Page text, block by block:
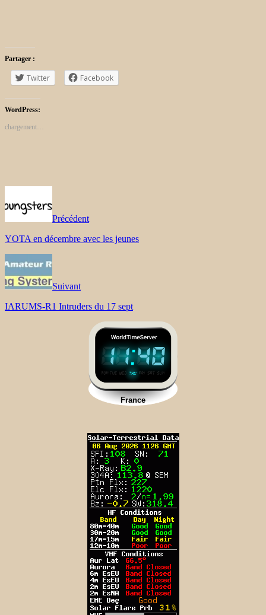
Partager :
Twitter Facebook
WordPress:
chargement…
Précédent
YOTA en décembre avec les jeunes
Suivant
IARUMS-R1 Intruders du 17 sept